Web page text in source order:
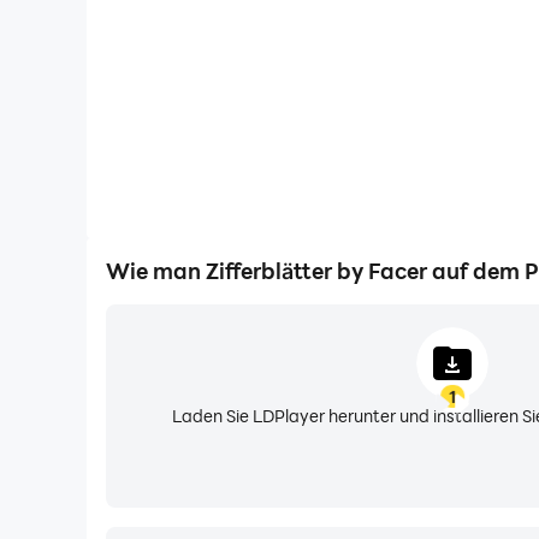
Designer zu werden und mit Premium-Designs
Installiere Facer auf deinem Smartphone UND
Aktiviere das Facer-Zifferblatt auf deiner Uhr
Wie man Zifferblätter by Facer auf dem
1
Laden Sie LDPlayer herunter und installieren